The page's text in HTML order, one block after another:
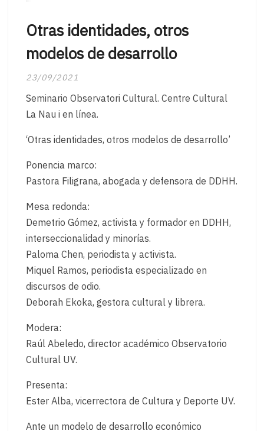
Otras identidades, otros
modelos de desarrollo
23/09/2021
Seminario Observatori Cultural. Centre Cultural
La Nau i en línea.
‘Otras identidades, otros modelos de desarrollo’
Ponencia marco:
Pastora Filigrana, abogada y defensora de DDHH.
Mesa redonda:
Demetrio Gómez, activista y formador en DDHH,
interseccionalidad y minorías.
Paloma Chen, periodista y activista.
Miquel Ramos, periodista especializado en
discursos de odio.
Deborah Ekoka, gestora cultural y librera.
Modera:
Raúl Abeledo, director académico Observatorio
Cultural UV.
Presenta:
Ester Alba, vicerrectora de Cultura y Deporte UV.
Ante un modelo de desarrollo económico